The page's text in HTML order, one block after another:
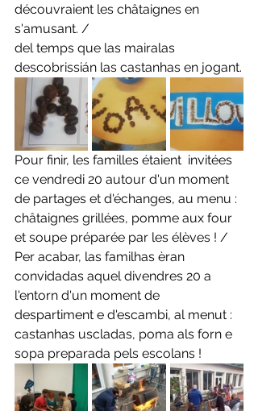
découvraient les châtaignes en
s'amusant. /
del temps que las mairalas
descobrissián las castanhas en jogant.
Pour finir, les familles étaient  invitées
ce vendredi 20 autour d'un moment
de partages et d'échanges, au menu :
châtaignes grillées, pomme aux four
et soupe préparée par les élèves ! /
Per acabar, las familhas èran
convidadas aquel divendres 20 a
l'entorn d'un moment de
despartiment e d'escambi, al menut :
castanhas uscladas, poma als forn e
sopa preparada pels escolans !